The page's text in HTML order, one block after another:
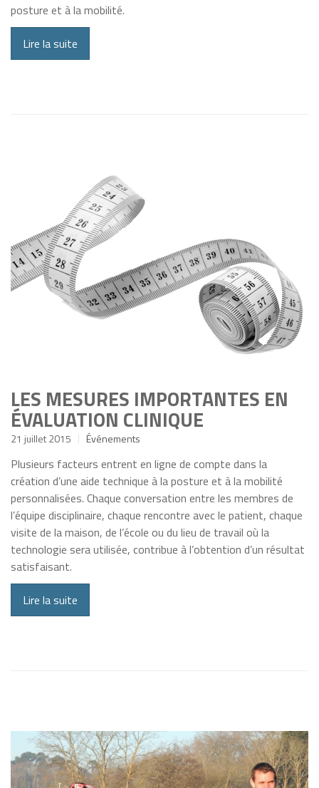
posture et à la mobilité.
Lire la suite
LES MESURES IMPORTANTES EN
ÉVALUATION CLINIQUE
21 juillet 2015 Événements
Plusieurs facteurs entrent en ligne de compte dans la
création d’une aide technique à la posture et à la mobilité
personnalisées. Chaque conversation entre les membres de
l’équipe disciplinaire, chaque rencontre avec le patient, chaque
visite de la maison, de l’école ou du lieu de travail où la
technologie sera utilisée, contribue à l’obtention d’un résultat
satisfaisant.
Lire la suite